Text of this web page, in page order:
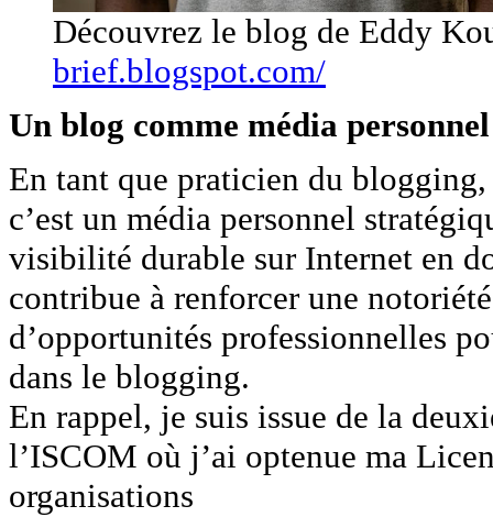
Découvrez le blog de Eddy
brief.blogspot.com/
Un blog comme média
En tant que praticien du
c’est un média personnel
visibilité durable sur Internet en
contribue à renforcer une
d’opportunités professionnelles
dans le blogging.
En rappel, je suis issue de la
l’ISCOM où j’ai optenue ma
organisations